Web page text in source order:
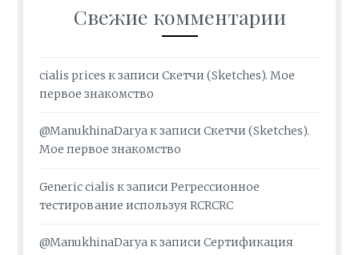
Свежие комментарии
cialis prices к записиСкетчи (Sketches). Мое
первое знакомство
@ManukhinaDaryaк записиСкетчи (Sketches).
Мое первое знакомство
Generic cialis к записиРегрессионное
тестирование используя RCRCRC
@ManukhinaDaryaк записиСертификация